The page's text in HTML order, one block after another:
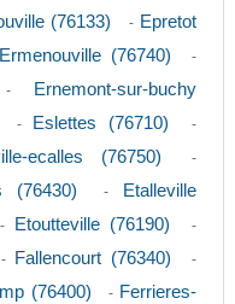
(76133) - Epretot
Ermenouville (76740) -
Ernemont-sur-buchy
- Eslettes (76710) -
ecalles (76750) -
(76430) -
Etalleville
- Etoutteville (76190) -
- Fallencourt (76340) -
(76400) - Ferrieres-